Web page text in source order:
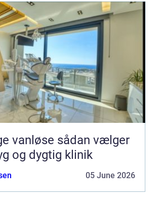
sådan vælger
og dygtig klinik
05 June 2026